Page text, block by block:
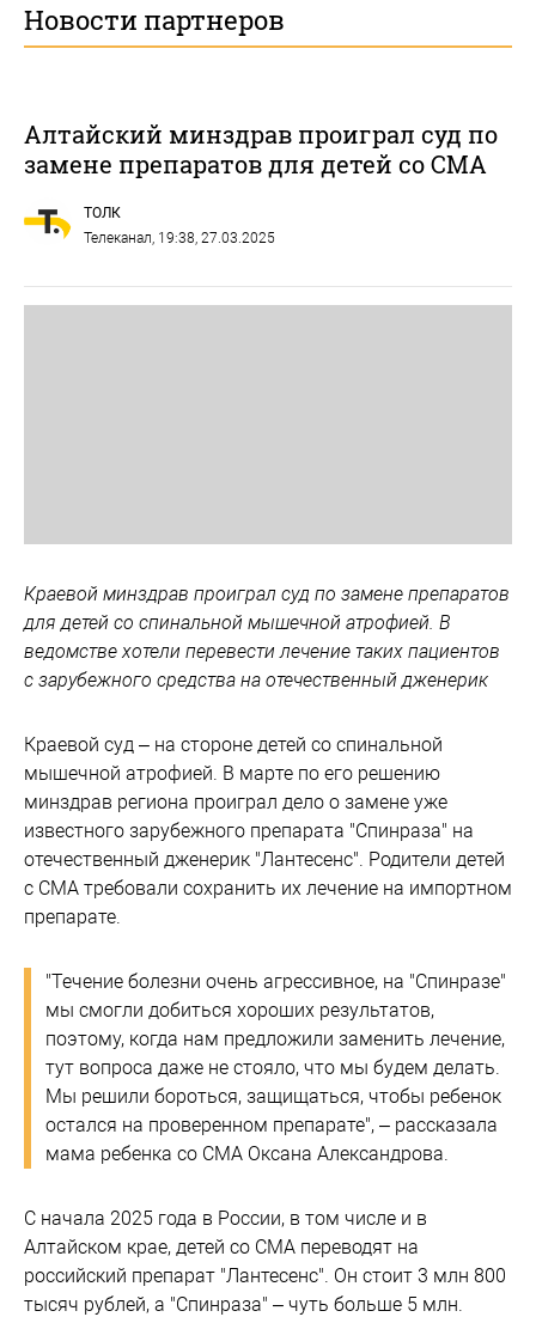
Новости партнеров
Алтайский минздрав проиграл суд по
замене препаратов для детей со СМА
ТОЛК
Телеканал , 19:38, 27.03.2025
Краевой минздрав проиграл суд по замене препаратов
для детей со спинальной мышечной атрофией. В
ведомстве хотели перевести лечение таких пациентов
с зарубежного средства на отечественный дженерик
Краевой суд – на стороне детей со спинальной
мышечной атрофией. В марте по его решению
минздрав региона проиграл дело о замене уже
известного зарубежного препарата "Спинраза" на
отечественный дженерик "Лантесенс". Родители детей
с СМА требовали сохранить их лечение на импортном
препарате.
"Течение болезни очень агрессивное, на "Спинразе"
мы смогли добиться хороших результатов,
поэтому, когда нам предложили заменить лечение,
тут вопроса даже не стояло, что мы будем делать.
Мы решили бороться, защищаться, чтобы ребенок
остался на проверенном препарате", – рассказала
мама ребенка со СМА Оксана Александрова.
С начала 2025 года в России, в том числе и в
Алтайском крае, детей со СМА переводят на
российский препарат "Лантесенс". Он стоит 3 млн 800
тысяч рублей, а "Спинраза" – чуть больше 5 млн.